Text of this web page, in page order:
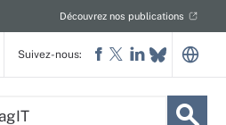
Découvrez nos publications
Suivez-nous: